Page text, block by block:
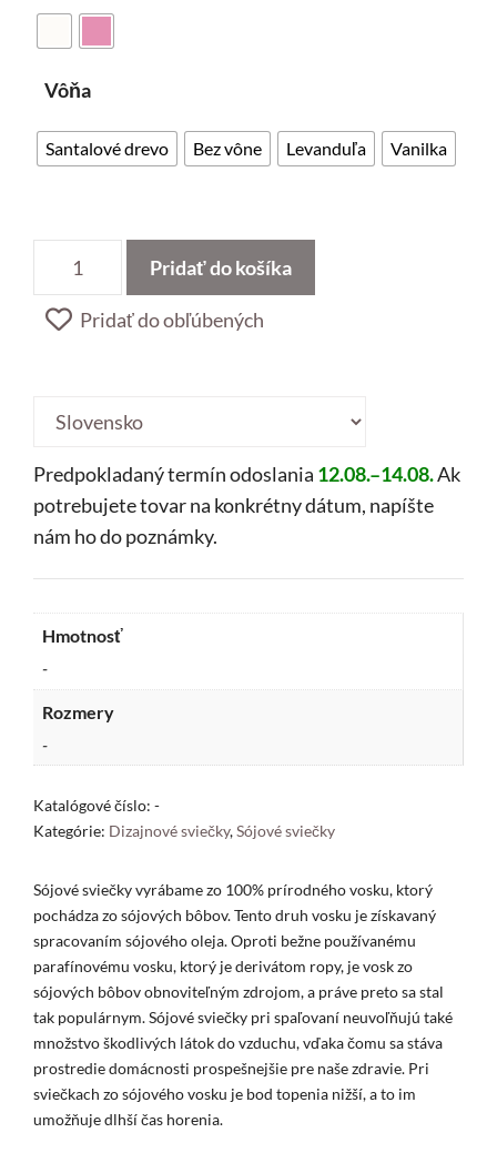
Vôňa
Santalové drevo Bez vône Levanduľa Vanilka
Pridať do košíka
Pridať do obľúbených
region:
Predpokladaný termín odoslania 12.08.–14.08.Ak
potrebujete tovar na konkrétny dátum, napíšte
nám ho do poznámky.
Hmotnosť
-
Rozmery
-
Katalógové číslo: -
Kategórie: Dizajnové sviečky,Sójové sviečky
Sójové sviečky vyrábame zo 100% prírodného vosku, ktorý
pochádza zo sójových bôbov. Tento druh vosku je získavaný
spracovaním sójového oleja. Oproti bežne používanému
parafínovému vosku, ktorý je derivátom ropy, je vosk zo
sójových bôbov obnoviteľným zdrojom, a práve preto sa stal
tak populárnym. Sójové sviečky pri spaľovaní neuvoľňujú také
množstvo škodlivých látok do vzduchu, vďaka čomu sa stáva
prostredie domácnosti prospešnejšie pre naše zdravie. Pri
sviečkach zo sójového vosku je bod topenia nižší, a to im
umožňuje dlhší čas horenia.